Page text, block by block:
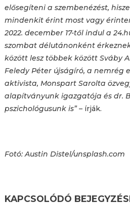
elősegíteni a szembenézést,
mindenkit érint most vagy
2022. december 17-től indul a
szombat délutánonként
között lesz többek között Sváby
Feledy Péter újságíró, a nemrég
aktivista, Monspart Sarolta
alapítványunk igazgatója és dr.
pszichológusunk is”– írják.
Fotó: Austin Distel/unsplash.com
KAPCSOLÓDÓ